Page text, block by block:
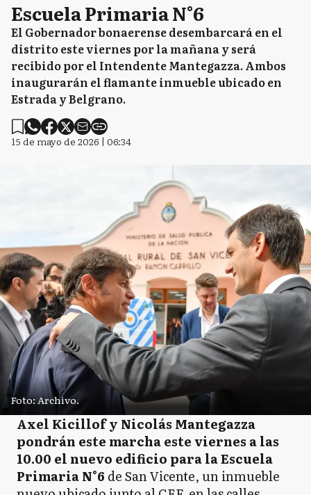
Escuela Primaria N°6
El Gobernador bonaerense desembarcará en el
distrito este viernes por la mañana y será
recibido por el Intendente Mantegazza. Ambos
inaugurarán el flamante inmueble ubicado en
Estrada y Belgrano.
15 de mayo de 2026 | 06:34
Foto: Archivo.
Axel Kicillof y Nicolás Mantegazza
pondrán este marcha este viernes a las
10.00 el nuevo edificio para la Escuela
Primaria N°6 de San Vicente, un inmueble